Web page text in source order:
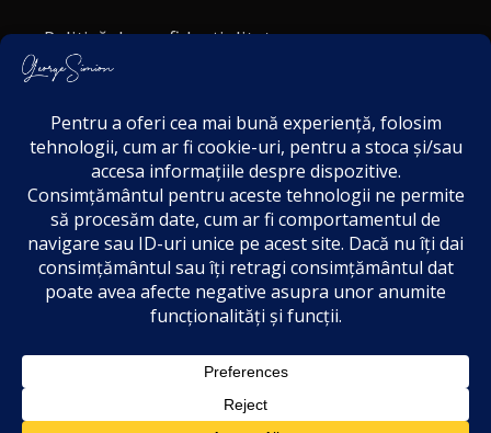
Politică de confidențialitate
Politica cookies
Acordul de markting
Disclaimer
1